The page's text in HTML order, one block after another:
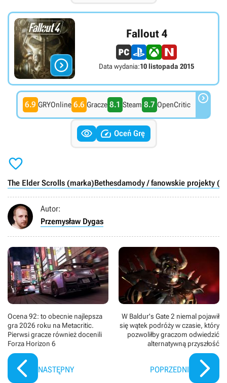

Fallout 4
Data wydania:10 listopada 2015
6.9 GRYOnline 6.6 Gracze 8.1 Steam 8.7 OpenCritic 
  Oceń Grę

The Elder Scrolls (marka)Bethesdamody / fanowskie projekty
Autor:
Przemysław Dygas
Ocena 92: to obecnie najlepsza
gra 2026 roku na Metacritic.
Pierwsi gracze również docenili
Forza Horizon 6
NASTĘPNY
W Baldur's Gate 2 niemal pojawił
się wątek podróży w czasie, który
pozwoliłby graczom odwiedzić
alternatywną przyszłość
POPRZEDNI